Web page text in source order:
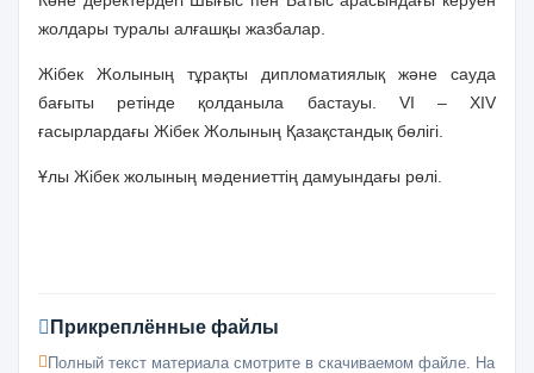
жолдары туралы алғашқы жазбалар.
Жібек Жолының тұрақты дипломатиялық және сауда
бағыты ретінде қолданыла бастауы. VI – XIV
ғасырлардағы Жібек Жолының Қазақстандық бөлігі.
Ұлы Жібек жолының мәдениеттің дамуындағы рөлі.
Прикреплённые файлы
Полный текст материала смотрите в скачиваемом файле. На